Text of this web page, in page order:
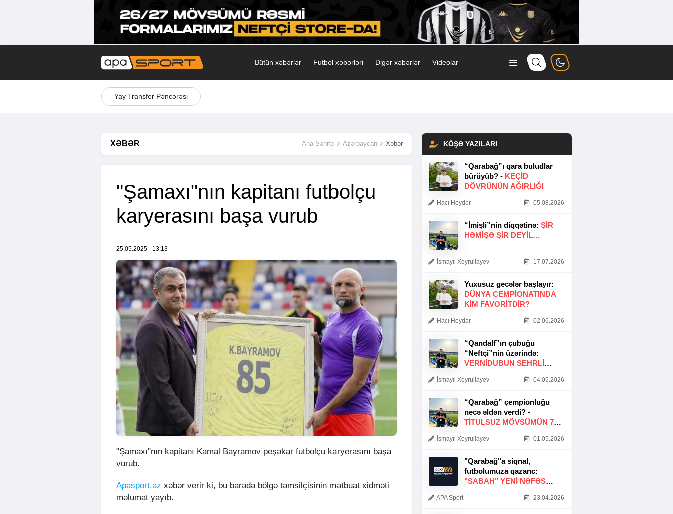
Bütün xəbərlər Futbol xəbərləri Digər xəbərlər Videolar
Yay Transfer Pəncərəsi
XƏBƏR Ana Səhifə Azərbaycan Xəbər
"Şamaxı"nın kapitanı futbolçu
karyerasını başa vurub
25.05.2025 - 13:13
"Şamaxı"nın kapitanı Kamal Bayramov peşəkar futbolçu karyerasını başa
vurub.
Apasport.az xəbər verir ki, bu barədə bölgə təmsilçisinin mətbuat xidməti
məlumat yayıb.
KÖŞƏ YAZILARI
“Qarabağ”ı qara buludlar
bürüyüb? - KEÇID
DÖVRÜNÜN AĞIRLIĞI
Hacı Heydər 05.08.2026
“İmişli”nin diqqətinə: ŞIR
HƏMIŞƏ ŞIR DEYIL…
İsmayıl Xeyrullayev 17.07.2026
Yuxusuz gecələr başlayır:
DÜNYA ÇEMPIONATINDA
KIM FAVORITDIR?
Hacı Heydər 02.06.2026
“Qandalf”ın çubuğu
“Neftçi”nin üzərində:
VERNİDUBUN SEHRLİ
İsmayıl Xeyrullayev 04.05.2026
“Qarabağ” çempionluğu
necə əldən verdi? -
TITULSUZ MÖVSÜMÜN 7
İsmayıl Xeyrullayev 01.05.2026
"Qarabağ"a siqnal,
futbolumuza qazanc:
"SABAH" YENI NƏFƏS
APA Sport 23.04.2026